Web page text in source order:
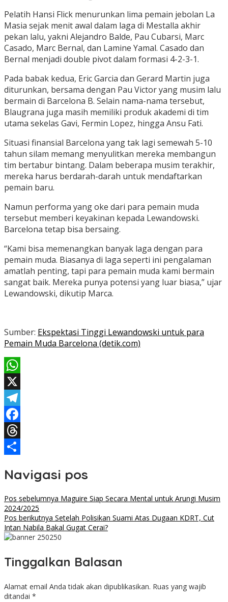
Pelatih Hansi Flick menurunkan lima pemain jebolan La
Masia sejak menit awal dalam laga di Mestalla akhir
pekan lalu, yakni Alejandro Balde, Pau Cubarsi, Marc
Casado, Marc Bernal, dan Lamine Yamal. Casado dan
Bernal menjadi double pivot dalam formasi 4-2-3-1.
Pada babak kedua, Eric Garcia dan Gerard Martin juga
diturunkan, bersama dengan Pau Victor yang musim lalu
bermain di Barcelona B. Selain nama-nama tersebut,
Blaugrana juga masih memiliki produk akademi di tim
utama sekelas Gavi, Fermin Lopez, hingga Ansu Fati.
Situasi finansial Barcelona yang tak lagi semewah 5-10
tahun silam memang menyulitkan mereka membangun
tim bertabur bintang. Dalam beberapa musim terakhir,
mereka harus berdarah-darah untuk mendaftarkan
pemain baru.
Namun performa yang oke dari para pemain muda
tersebut memberi keyakinan kepada Lewandowski.
Barcelona tetap bisa bersaing.
“Kami bisa memenangkan banyak laga dengan para
pemain muda. Biasanya di laga seperti ini pengalaman
amatlah penting, tapi para pemain muda kami bermain
sangat baik. Mereka punya potensi yang luar biasa,” ujar
Lewandowski, dikutip Marca.
Sumber: Ekspektasi Tinggi Lewandowski untuk para
Pemain Muda Barcelona (detik.com)
WhatsApp
X
Telegram
Facebook
Threads
Navigasi pos
Pos sebelumnya Maguire Siap Secara Mental untuk Arungi Musim
2024/2025
Pos berikutnya Setelah Polisikan Suami Atas Dugaan KDRT, Cut
Intan Nabila Bakal Gugat Cerai?
Tinggalkan Balasan
Alamat email Anda tidak akan dipublikasikan. Ruas yang wajib
ditandai *